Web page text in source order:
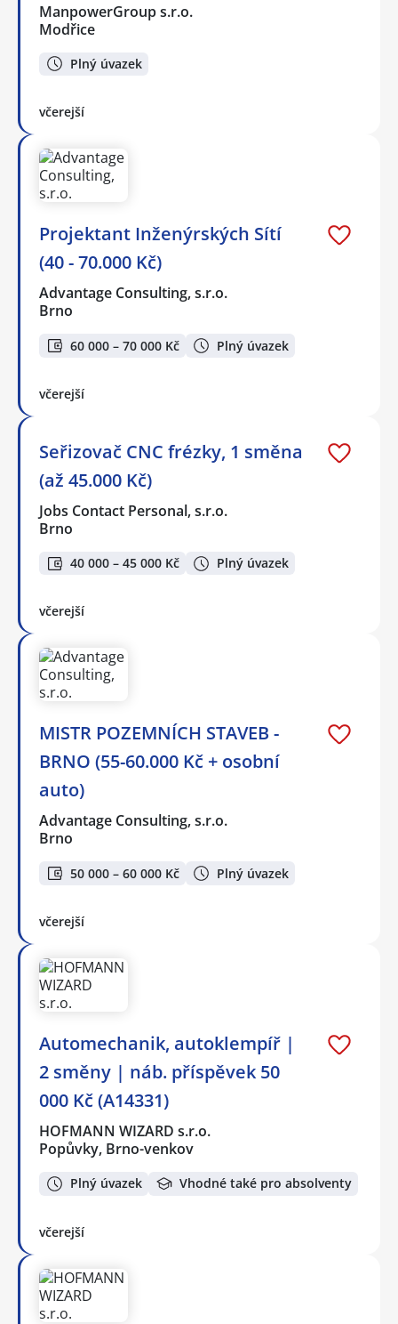
ManpowerGroup s.r.o.
Modřice
Plný úvazek
včerejší
Projektant Inženýrských Sítí
(40 - 70.000 Kč)
Advantage Consulting, s.r.o.
Brno
60 000 – 70 000 Kč Plný úvazek
včerejší
Seřizovač CNC frézky, 1 směna
(až 45.000 Kč)
Jobs Contact Personal, s.r.o.
Brno
40 000 – 45 000 Kč Plný úvazek
včerejší
MISTR POZEMNÍCH STAVEB -
BRNO (55-60.000 Kč + osobní
auto)
Advantage Consulting, s.r.o.
Brno
50 000 – 60 000 Kč Plný úvazek
včerejší
Automechanik, autoklempíř |
2 směny | náb. příspěvek 50
000 Kč (A14331)
HOFMANN WIZARD s.r.o.
Popůvky, Brno-venkov
Plný úvazek Vhodné také pro absolventy
včerejší